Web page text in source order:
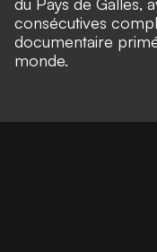
consécutives
documentaire
monde.